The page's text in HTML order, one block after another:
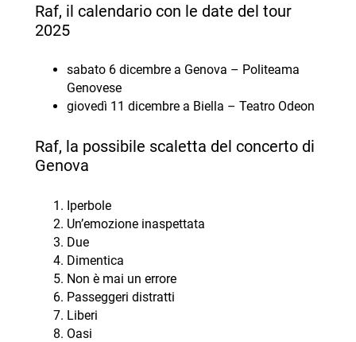
Raf, il calendario con le date del tour
2025
sabato 6 dicembre a Genova – Politeama
Genovese
giovedì 11 dicembre a Biella – Teatro Odeon
Raf, la possibile scaletta del concerto di
Genova
Iperbole
Un’emozione inaspettata
Due
Dimentica
Non è mai un errore
Passeggeri distratti
Liberi
Oasi